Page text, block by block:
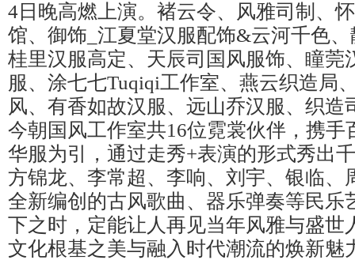
4日晚高燃上演。褚云令、风雅司制、
馆、御饰_江夏堂汉服配饰&云河千色
桂里汉服高定、天辰司国风服饰、瞳莞
服、涂七七Tuqiqi工作室、燕云织造局
风、有香如故汉服、远山乔汉服、织造
今朝国风工作室共16位霓裳伙伴，携手
华服为引，通过走秀+表演的形式秀出
方锦龙、李常超、李响、刘宇、银临、
全新编创的古风歌曲、器乐弹奏等民乐
下之时，定能让人再见当年风雅与盛世
文化根基之美与融入时代潮流的焕新魅